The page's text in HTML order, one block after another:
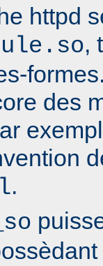
httpd
,
des
.